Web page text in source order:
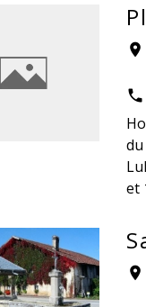
location_on
phone
et
location_on